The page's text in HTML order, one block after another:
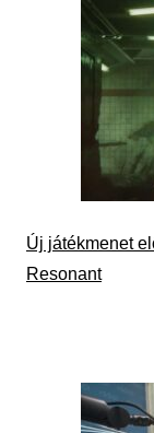
Új játékmenet
Resonant